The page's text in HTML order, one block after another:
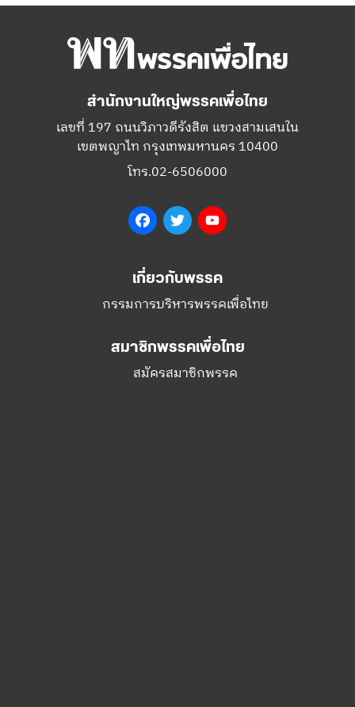
เลขที่ 197 ถนนวิภาวดีรังสิต แขวงสามเสนใน
เขตพญาไท กรุงเทพมหานคร 10400
โทร.02-6506000
FacebookTwitterYouTube
กรรมการบริหารพรรคเพื่อไทย
สมาชิกพรรคเพื่อไทย
สมัครสมาชิกพรรค